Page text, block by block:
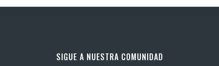
SIGUE A NUESTRA COMUNIDAD